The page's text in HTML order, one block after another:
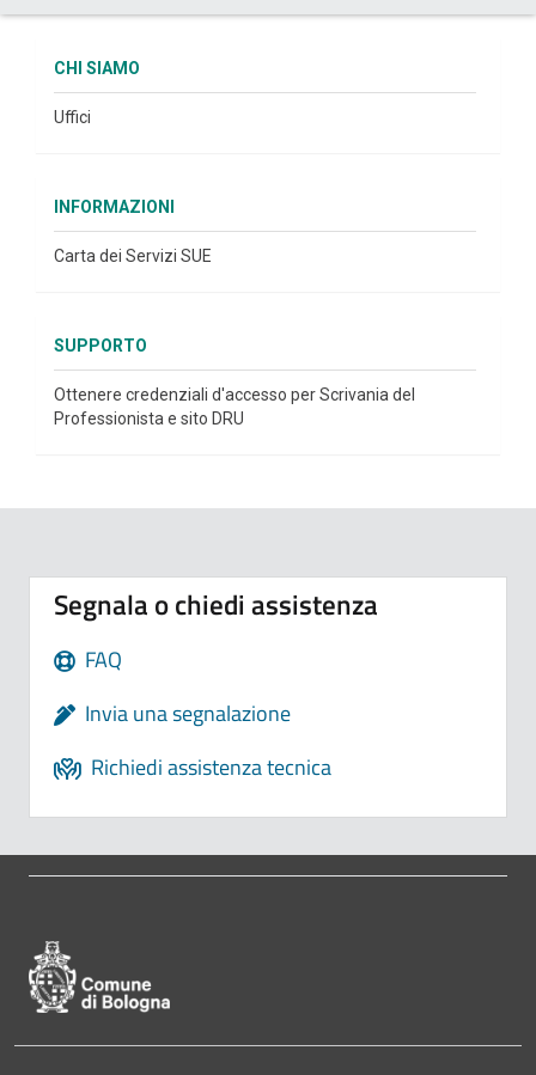
CHI SIAMO
Uffici
INFORMAZIONI
Carta dei Servizi SUE
SUPPORTO
Ottenere credenziali d'accesso per Scrivania del
Professionista e sito DRU
Segnala o chiedi assistenza
FAQ
Invia una segnalazione
Richiedi assistenza tecnica